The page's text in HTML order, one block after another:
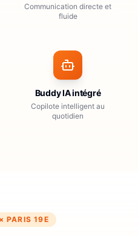
Communication directe et
fluide
Buddy IA intégré
Copilote intelligent au
quotidien
×PARIS 19E